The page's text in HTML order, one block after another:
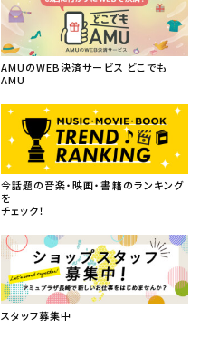
AMUのWEB決済サービス どこでも
AMU
今話題の音楽・映画・書籍のランキング
を
チェック！
スタッフ募集中